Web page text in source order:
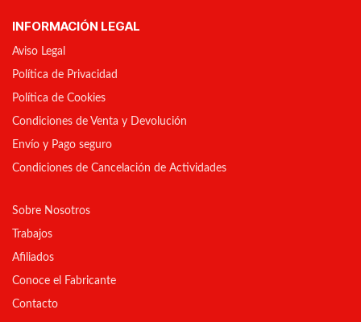
INFORMACIÓN LEGAL
Aviso Legal
Política de Privacidad
Política de Cookies
Condiciones de Venta y Devolución
Envío y Pago seguro
Condiciones de Cancelación de Actividades
Sobre Nosotros
Trabajos
Afiliados
Conoce el Fabricante
Contacto